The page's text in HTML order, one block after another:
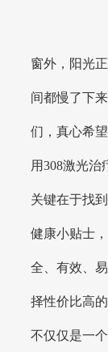
窗外，阳光
间都慢了下
们，真心希
用308激光治
关键在于找
健康小贴士
全、有效、
择性价比高
不仅仅是一